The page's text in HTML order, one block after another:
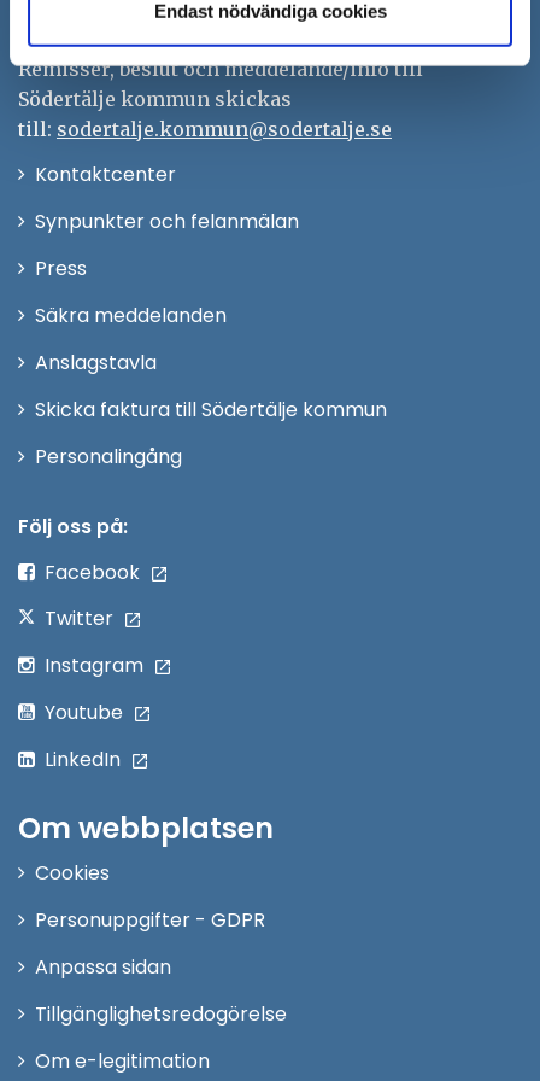
Endast nödvändiga cookies
kontaktcenter@sodertalje.se
Org.nr. 212000–0159
Remisser, beslut och meddelande/info till
Södertälje kommun skickas
till: sodertalje.kommun@sodertalje.se
KontaktcenterÖppna
Synpunkter och felanmälan
Press
fönster
Säkra meddelanden
Anslagstavla
Skicka faktura till Södertälje kommun
PersonalingångÖppna
Följ oss på:
Facebook
Twitter
Instagram
Youtube
LinkedIn
Om webbplatsen
Cookies
Personuppgifter - GDPR
Anpassa sidan
Tillgänglighetsredogörelse
Om e-legitimation